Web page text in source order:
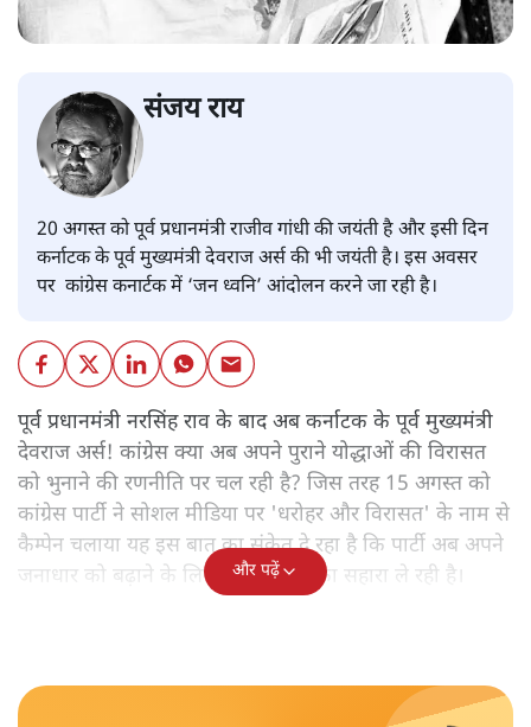
संजय राय
20 अगस्त को पूर्व प्रधानमंत्री राजीव गांधी की जयंती है और इसी दिन
कर्नाटक के पूर्व मुख्यमंत्री देवराज अर्स की भी जयंती है। इस अवसर
पर कांग्रेस कनार्टक में ‘जन ध्वनि’ आंदोलन करने जा रही है।
पूर्व प्रधानमंत्री नरसिंह राव के बाद अब कर्नाटक के पूर्व मुख्यमंत्री
देवराज अर्स! कांग्रेस क्या अब अपने पुराने योद्धाओं की विरासत
को भुनाने की रणनीति पर चल रही है? जिस तरह 15 अगस्त को
कांग्रेस पार्टी ने सोशल मीडिया पर 'धरोहर और विरासत' के नाम से
कैम्पेन चलाया यह इस बात का संकेत दे रहा है कि पार्टी अब अपने
जनाधार को बढ़ाने के लिए पुराने क्षत्रपों का सहारा ले रही है।
और पढ़ें